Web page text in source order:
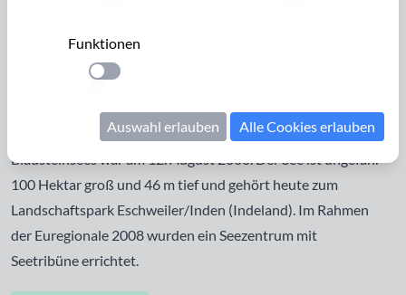
Hier entstand durch Rekultivierung ein
Naherholungsgebiet, wobei das Tagebaurestloch ab dem 5.
Oktober 1994 befüllt wurde. Die Eröffnung des
Blausteinsees war am 12. August 2000. Der See ist ungefähr
100 Hektar groß und 46 m tief und gehört heute zum
Landschaftspark Eschweiler/Inden (Indeland). Im Rahmen
der Euregionale 2008 wurden ein Seezentrum mit
Seetribüne errichtet.
Funktionen
Einstellung anwenden
Auswahl erlauben Alle Cookies erlauben